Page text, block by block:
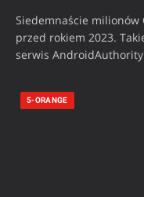
Siedemnaście milionów
przed rokiem 2023.
serwis
5-ORANGE